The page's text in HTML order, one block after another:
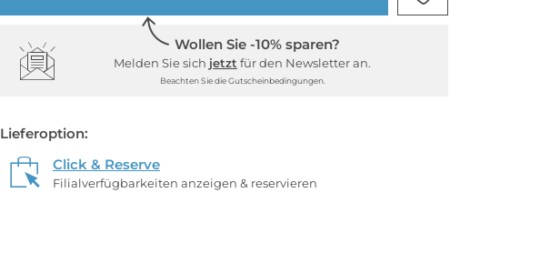
Wollen Sie -10% sparen?
Melden Sie sich jetzt für den Newsletter an.
Beachten Sie die Gutscheinbedingungen.
Lieferoption:
Click & Reserve
Filialverfügbarkeiten anzeigen & reservieren